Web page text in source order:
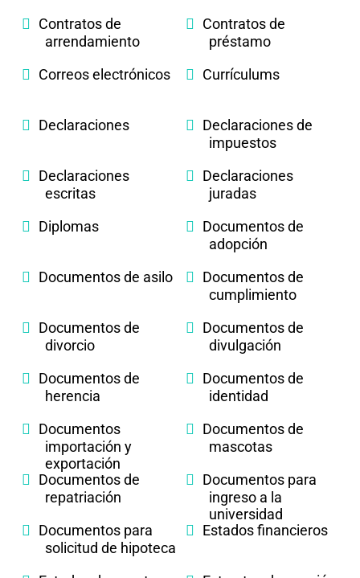
Contratos de
arrendamiento
Contratos de
préstamo
Correos electrónicos
Currículums
Declaraciones
Declaraciones de
impuestos
Declaraciones
escritas
Declaraciones
juradas
Diplomas
Documentos de
adopción
Documentos de asilo
Documentos de
cumplimiento
Documentos de
divorcio
Documentos de
divulgación
Documentos de
herencia
Documentos de
identidad
Documentos
importación y
exportación
Documentos de
mascotas
Documentos de
repatriación
Documentos para
ingreso a la
universidad
Documentos para
solicitud de hipoteca
Estados financieros